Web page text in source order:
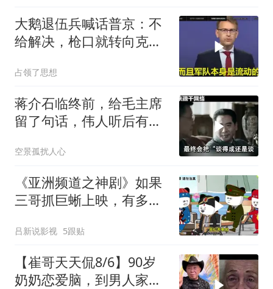
大鹅退伍兵喊话普京：不
给解决，枪口就转向克里
占领了思想
蒋介石临终前，给毛主席
留了句话，伟人听后有什
空景孤扰人心
《亚洲频道之神剧》如果
三哥抓巨蜥上映，有多少
吕新说影视 5跟贴
【崔哥天天侃8/6】90岁
奶奶恋爱脑，到男人家索